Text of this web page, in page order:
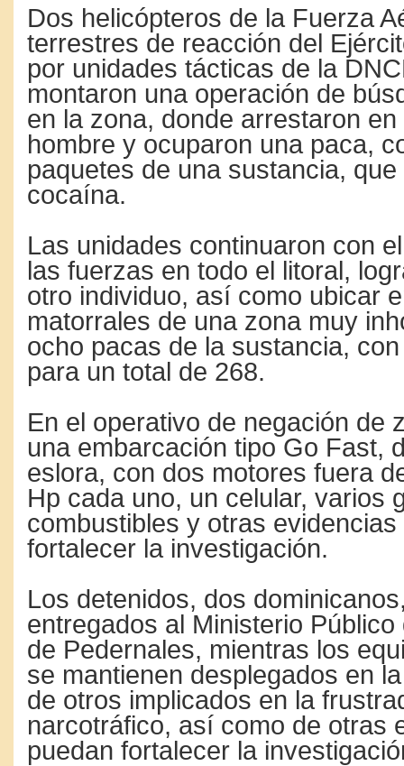
Dos helicópteros de la Fuerza
terrestres de reacción del
por unidades tácticas de la
montaron una operación de
en la zona, donde arrestaron
hombre y ocuparon una paca,
paquetes de una sustancia,
cocaína.
Las unidades continuaron con
las fuerzas en todo el litoral,
otro individuo, así como ubicar
matorrales de una zona muy
ocho pacas de la sustancia,
para un total de 268.
En el operativo de negación de
una embarcación tipo Go Fast,
eslora, con dos motores fuera
Hp cada uno, un celular, varios
combustibles y otras
fortalecer la investigación.
Los detenidos, dos
entregados al Ministerio
de Pedernales, mientras los
se mantienen desplegados en
de otros implicados en la
narcotráfico, así como de otras
puedan fortalecer la